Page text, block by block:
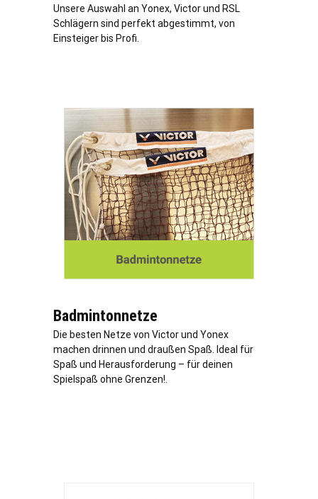
Unsere Auswahl an Yonex, Victor und RSL
Schlägern sind perfekt abgestimmt, von
Einsteiger bis Profi.
Badmintonnetze
Die besten Netze von Victor und Yonex
machen drinnen und draußen Spaß. Ideal für
Spaß und Herausforderung – für deinen
Spielspaß ohne Grenzen!.